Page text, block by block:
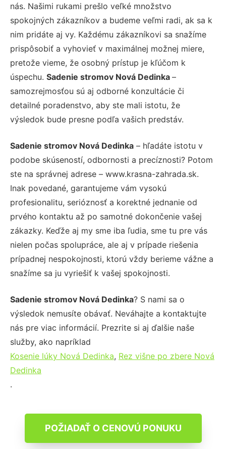
nás. Našimi rukami prešlo veľké množstvo
spokojných zákazníkov a budeme veľmi radi, ak sa k
nim pridáte aj vy. Každému zákazníkovi sa snažíme
prispôsobiť a vyhovieť v maximálnej možnej miere,
pretože vieme, že osobný prístup je kľúčom k
úspechu. Sadenie stromov Nová Dedinka –
samozrejmosťou sú aj odborné konzultácie či
detailné poradenstvo, aby ste mali istotu, že
výsledok bude presne podľa vašich predstáv.
Sadenie stromov Nová Dedinka – hľadáte istotu v
podobe skúseností, odbornosti a precíznosti? Potom
ste na správnej adrese – www.krasna-zahrada.sk.
Inak povedané, garantujeme vám vysokú
profesionalitu, serióznosť a korektné jednanie od
prvého kontaktu až po samotné dokončenie vašej
zákazky. Keďže aj my sme iba ľudia, sme tu pre vás
nielen počas spolupráce, ale aj v prípade riešenia
prípadnej nespokojnosti, ktorú vždy berieme vážne a
snažíme sa ju vyriešiť k vašej spokojnosti.
Sadenie stromov Nová Dedinka? S nami sa o
výsledok nemusíte obávať. Neváhajte a kontaktujte
nás pre viac informácií. Prezrite si aj ďalšie naše
služby, ako napríklad
Kosenie lúky Nová Dedinka, Rez višne po zbere Nová
Dedinka
.
POŽIADAŤ O CENOVÚ PONUKU